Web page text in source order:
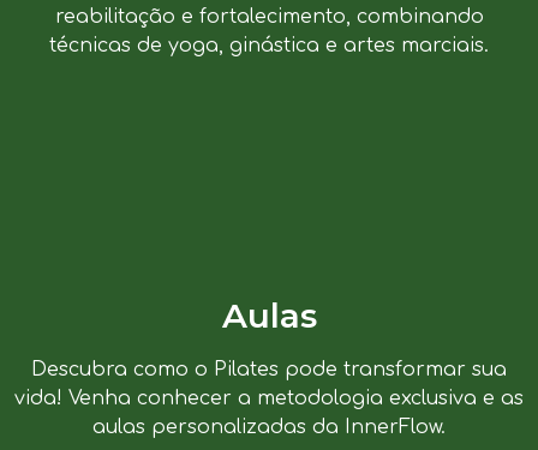
reabilitação e fortalecimento, combinando
técnicas de yoga, ginástica e artes marciais.
Aulas
Descubra como o Pilates pode transformar sua
vida! Venha conhecer a metodologia exclusiva e as
aulas personalizadas da InnerFlow.